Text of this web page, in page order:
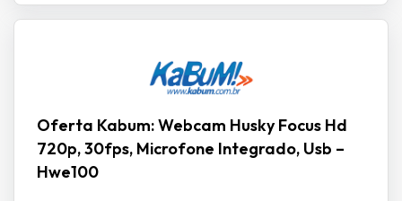
Oferta Kabum: Webcam Husky Focus Hd
720p, 30fps, Microfone Integrado, Usb –
Hwe100